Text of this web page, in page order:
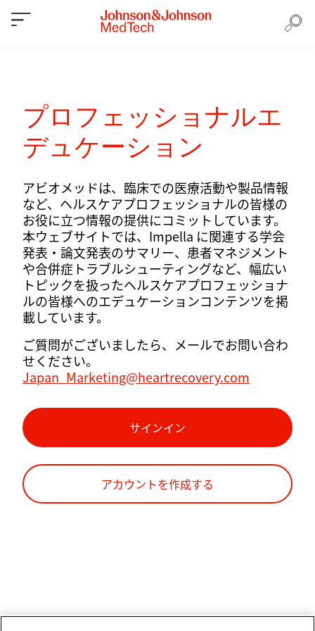
プロフェッショナルエ
デュケーション
アビオメッドは、臨床での医療活動や製品情報
など、ヘルスケアプロフェッショナルの皆様の
お役に立つ情報の提供にコミットしています。
本ウェブサイトでは、Impella に関連する学会
発表・論文発表のサマリー、患者マネジメント
や合併症トラブルシューティングなど、幅広い
トピックを扱ったヘルスケアプロフェッショナ
ルの皆様へのエデュケーションコンテンツを掲
載しています。
ご質問がございましたら、メールでお問い合わ
せください。
Japan_Marketing@heartrecovery.com